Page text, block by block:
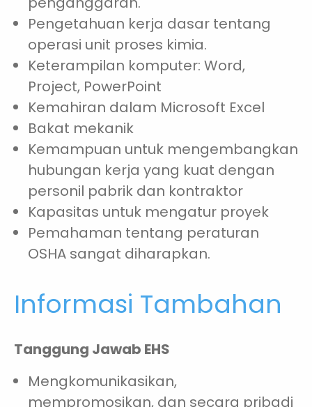
Pengetahuan kerja dasar tentang
operasi unit proses kimia.
Keterampilan komputer: Word,
Project, PowerPoint
Kemahiran dalam Microsoft Excel
Bakat mekanik
Kemampuan untuk mengembangkan
hubungan kerja yang kuat dengan
personil pabrik dan kontraktor
Kapasitas untuk mengatur proyek
Pemahaman tentang peraturan
OSHA sangat diharapkan.
Informasi Tambahan
Tanggung Jawab EHS
Mengkomunikasikan,
mempromosikan, dan secara pribadi